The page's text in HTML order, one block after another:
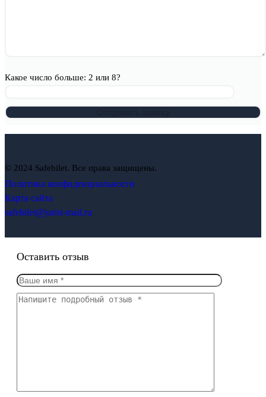
Какое число больше: 2 или 8?
© 2024 Safebilet. Все права защищены.
Политика конфиденциальности
Карта сайта
safebilet@jurist-mail.ru
Оставить отзыв